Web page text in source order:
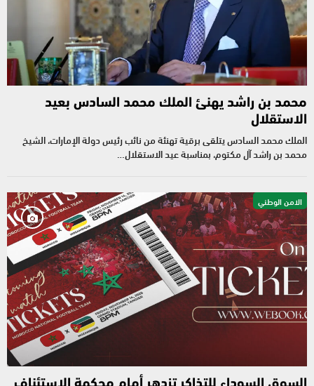
محمد بن راشد يهنئ الملك محمد السادس بعيد
الاستقلال
الملك محمد السادس يتلقى برقية تهنئة من نائب رئيس دولة الإمارات، الشيخ
محمد بن راشد آل مكتوم، بمناسبة عيد الاستقلال…
الامن الوطني